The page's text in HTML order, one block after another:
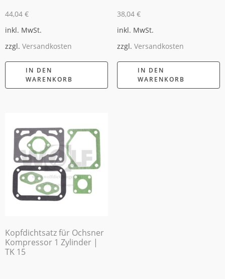
44,04 €
inkl. MwSt.
zzgl. Versandkosten
IN DEN
WARENKORB
38,04 €
inkl. MwSt.
zzgl. Versandkosten
IN DEN
WARENKORB
Kopfdichtsatz für Ochsner
Kompressor 1 Zylinder |
TK 15